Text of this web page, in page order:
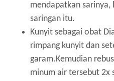
mendapatkan sarinya,
saringan itu.
Kunyit sebagai obat
rimpang kunyit dan
garam.Kemudian
minum air tersebut 2x